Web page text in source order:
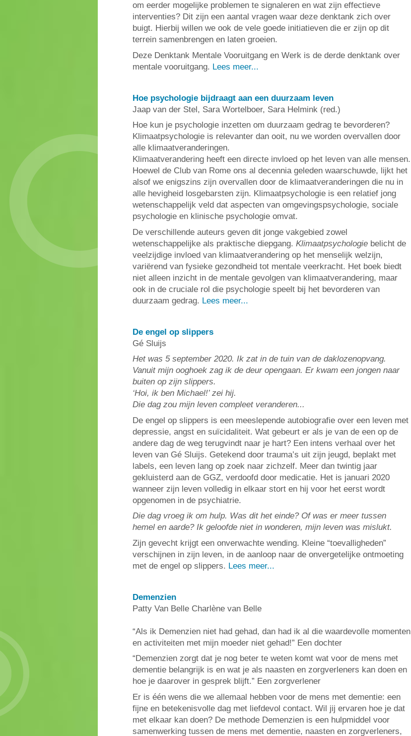
om eerder mogelijke problemen te signaleren en wat zijn effectieve
interventies? Dit zijn een aantal vragen waar deze denktank zich over
buigt. Hierbij willen we ook de vele goede initiatieven die er zijn op dit
terrein samenbrengen en laten groeien.
Deze Denktank Mentale Vooruitgang en Werk is de derde denktank over
mentale vooruitgang. Lees meer...
Hoe psychologie bijdraagt aan een duurzaam leven
Jaap van der Stel, Sara Wortelboer, Sara Helmink (red.)
Hoe kun je psychologie inzetten om duurzaam gedrag te bevorderen?
Klimaatpsychologie is relevanter dan ooit, nu we worden overvallen door
alle klimaatveranderingen.
Klimaatverandering heeft een directe invloed op het leven van alle mensen.
Hoewel de Club van Rome ons al decennia geleden waarschuwde, lijkt het
alsof we enigszins zijn overvallen door de klimaatveranderingen die nu in
alle hevigheid losgebarsten zijn. Klimaatpsychologie is een relatief jong
wetenschappelijk veld dat aspecten van omgevingspsychologie, sociale
psychologie en klinische psychologie omvat.
De verschillende auteurs geven dit jonge vakgebied zowel
wetenschappelijke als praktische diepgang. Klimaatpsychologie belicht de
veelzijdige invloed van klimaatverandering op het menselijk welzijn,
variërend van fysieke gezondheid tot mentale veerkracht. Het boek biedt
niet alleen inzicht in de mentale gevolgen van klimaatverandering, maar
ook in de cruciale rol die psychologie speelt bij het bevorderen van
duurzaam gedrag. Lees meer...
De engel op slippers
Gé Sluijs
Het was 5 september 2020. Ik zat in de tuin van de daklozenopvang.
Vanuit mijn ooghoek zag ik de deur opengaan. Er kwam een jongen naar
buiten op zijn slippers.
‘Hoi, ik ben Michael!’ zei hij.
Die dag zou mijn leven compleet veranderen...
De engel op slippers is een meeslepende autobiografie over een leven met
depressie, angst en suïcidaliteit. Wat gebeurt er als je van de een op de
andere dag de weg terugvindt naar je hart? Een intens verhaal over het
leven van Gé Sluijs. Getekend door trauma’s uit zijn jeugd, beplakt met
labels, een leven lang op zoek naar zichzelf. Meer dan twintig jaar
gekluisterd aan de GGZ, verdoofd door medicatie. Het is januari 2020
wanneer zijn leven volledig in elkaar stort en hij voor het eerst wordt
opgenomen in de psychiatrie.
Die dag vroeg ik om hulp. Was dit het einde? Of was er meer tussen
hemel en aarde? Ik geloofde niet in wonderen, mijn leven was mislukt.
Zijn gevecht krijgt een onverwachte wending. Kleine “toevalligheden”
verschijnen in zijn leven, in de aanloop naar de onvergetelijke ontmoeting
met de engel op slippers. Lees meer...
Demenzien
Patty Van Belle Charlène van Belle
“Als ik Demenzien niet had gehad, dan had ik al die waardevolle momenten
en activiteiten met mijn moeder niet gehad!” Een dochter
“Demenzien zorgt dat je nog beter te weten komt wat voor de mens met
dementie belangrijk is en wat je als naasten en zorgverleners kan doen en
hoe je daarover in gesprek blijft.” Een zorgverlener
Er is één wens die we allemaal hebben voor de mens met dementie: een
fijne en betekenisvolle dag met liefdevol contact. Wil jij ervaren hoe je dat
met elkaar kan doen? De methode Demenzien is een hulpmiddel voor
samenwerking tussen de mens met dementie, naasten en zorgverleners,